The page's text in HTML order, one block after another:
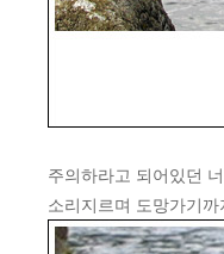
주의하라고 되어있던
소리지르며 도망가기까